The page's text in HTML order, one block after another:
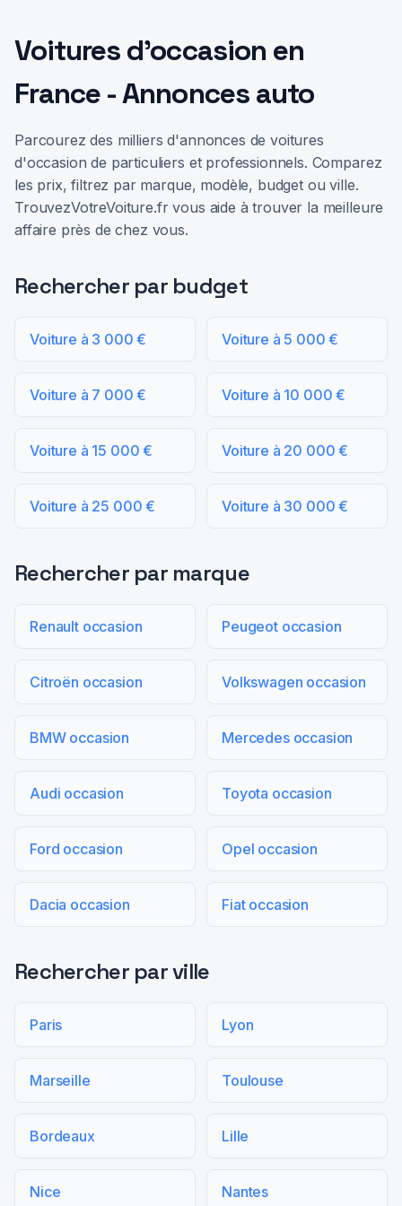
Voitures d'occasion en
France - Annonces auto
Parcourez des milliers d'annonces de voitures
d'occasion de particuliers et professionnels. Comparez
les prix, filtrez par marque, modèle, budget ou ville.
TrouvezVotreVoiture.fr vous aide à trouver la meilleure
affaire près de chez vous.
Rechercher par budget
Voiture à 3 000 € Voiture à 5 000 €
Voiture à 7 000 € Voiture à 10 000 €
Voiture à 15 000 € Voiture à 20 000 €
Voiture à 25 000 € Voiture à 30 000 €
Rechercher par marque
Renault occasion Peugeot occasion
Citroën occasion Volkswagen occasion
BMW occasion Mercedes occasion
Audi occasion Toyota occasion
Ford occasion Opel occasion
Dacia occasion Fiat occasion
Rechercher par ville
Paris Lyon
Marseille Toulouse
Bordeaux Lille
Nice Nantes